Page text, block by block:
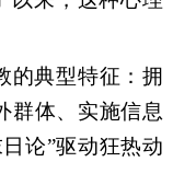
的典型特征 ：拥
体、 实施信息
论”驱动狂热动